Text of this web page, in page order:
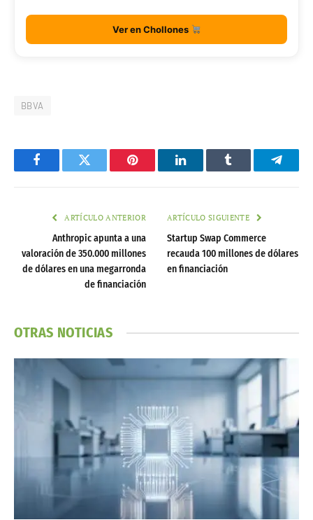
Ver en Chollones
BBVA
FacebookTwitter Pinterest LinkedInTumblr
ARTÍCULO ANTERIOR
Anthropic apunta a una
valoración de 350.000 millones
de dólares en una megarronda
de financiación
ARTÍCULO SIGUIENTE
Startup Swap Commerce
recauda 100 millones de dólares
en financiación
OTRAS NOTICIAS